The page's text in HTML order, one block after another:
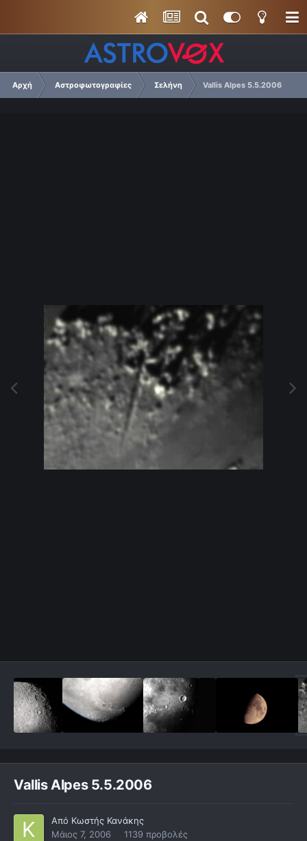
Αρχή Αστροφωτογραφίες Σελήνη Vallis Alpes 5.5.2006
Vallis Alpes 5.5.2006
Από Κωστής Κανάκης
Μάιος 7, 2006
1139 προβολές